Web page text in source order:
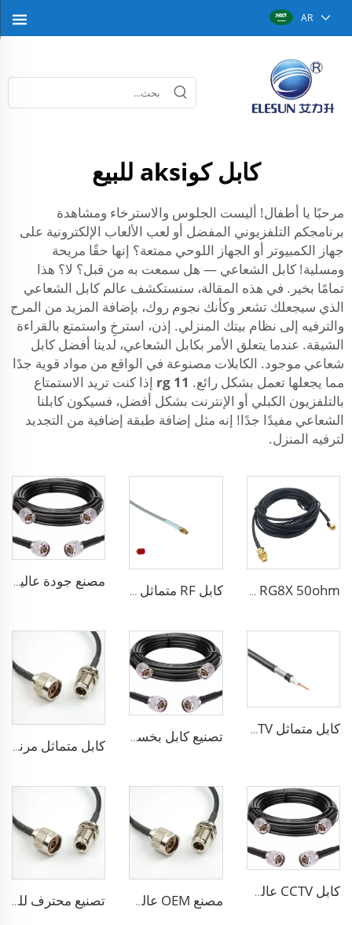
AR
كابل كوaksi للبيع
مرحبًا يا أطفال! أليست الجلوس والاسترخاء ومشاهدة
برنامجكم التلفزيوني المفضل أو لعب الألعاب الإلكترونية على
جهاز الكمبيوتر أو الجهاز اللوحي ممتعة؟ إنها حقًا مريحة
ومسلية! كابل الشعاعي — هل سمعت به من قبل؟ لا؟ هذا
تمامًا بخير. في هذه المقالة، سنستكشف عالم كابل الشعاعي
الذي سيجعلك تشعر وكأنك نجوم روك، بإضافة المزيد من المرح
والترفيه إلى نظام بيتك المنزلي. إذن، استرخِ واستمتع بالقراءة
الشيقة. عندما يتعلق الأمر بكابل الشعاعي، لدينا أفضل كابل
شعاعي موجود. الكابلات مصنوعة في الواقع من مواد قوية جدًا
مما يجعلها تعمل بشكل رائع. rg 11 إذا كنت تريد الاستمتاع
بالتلفزيون الكبلي أو الإنترنت بشكل أفضل، فسيكون كابلنا
الشعاعي مفيدًا جدًا! إنه مثل إضافة طبقة إضافية من التجديد
لترفيه المنزل.
RG8X 50ohm كابل متماثل SMA بخسارة منخفضة لنظام الهوائي البحري كابل RF متماثل sma 3D-FB بخسارة منخفضة لنظام الاتصال بشبكة Wi-Fi
مصنع جودة عالية بخسارة منخفضة كابل RF LSR400 الكابل المتماثل LSR600 لهوائي النظام
كابل متماثل CCTV سلسلة RG 50أوم بخسارة منخفضة كابل متماثل RG58 RG59 RG6 للهوائي
تصنيع كابل بخسارة منخفضة ALSR600 10D-FB لممحاة الراديو اللاسلكي 50 أوم كابل متماثل لنظام الاتصال
كابل متماثل مرنة مع عزل PE الصلب وحجب مزدوج PVC كابل RG214 متماثل
كابل CCTV عالي الأداء 50 أوم الكابلات المتماسة RG213 RG214 منخفضة الخسارة لنظام الهوائي
مصنع OEM عالي الأداء 50 أوم Rg213/U Rg214/U كابل متماس لنظام الهوائي تصنيع محترف للكابلات المتماسة ALSR200 ALSR300 ALSR400 ALSR6000 5D-FB 8D-FB لنظام الهوائي